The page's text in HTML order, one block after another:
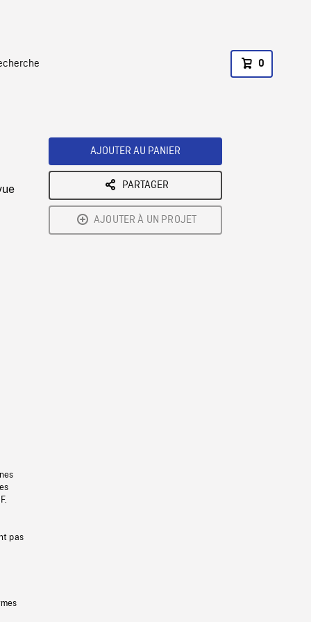
0
pas
AJOUTER AU PANIER
PARTAGER
AJOUTER À UN PROJET